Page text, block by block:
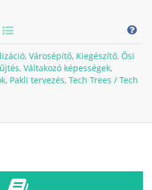
, Városépítő, Kiegészítő, Ősi
, Váltakozó képességek,
, Pakli tervezés, Tech Trees / Tech